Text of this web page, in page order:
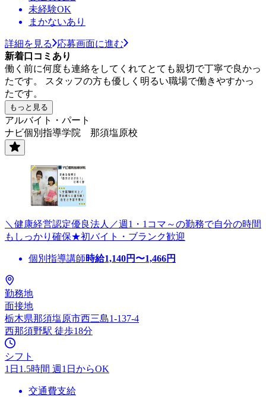
未経験OK
まかないあり
詳細を見る
応募画面に進む
新着口コミあり
働く前に何度も連絡をしてくれてとても親切で丁寧で良かっ
たです。 スタッフの方も優しく明るい職場で働きやすかっ
たです。
もっと見る
アルバイト・パート
ナビ個別指導学院 那須塩原校
＼健康経営認定優良法人／週1・1コマ～の勤務で自分の時間
もしっかり確保★初バイト・ブランク歓迎
個別指導講師時給1,140円〜1,466円
勤務地
面接地
栃木県那須塩原市西三島1-137-4
西那須野駅 徒歩18分
シフト
1日1.5時間 週1日からOK
交通費支給